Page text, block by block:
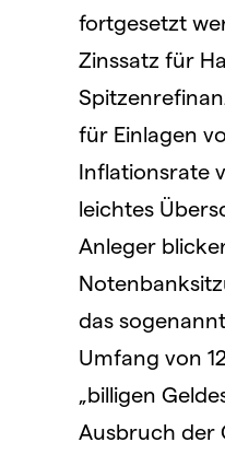
fortgesetzt
Zinssatz für
für Einlagen
Inflationsrate
leichtes
Anleger
das
Umfang von
„billigen
Ausbruch der